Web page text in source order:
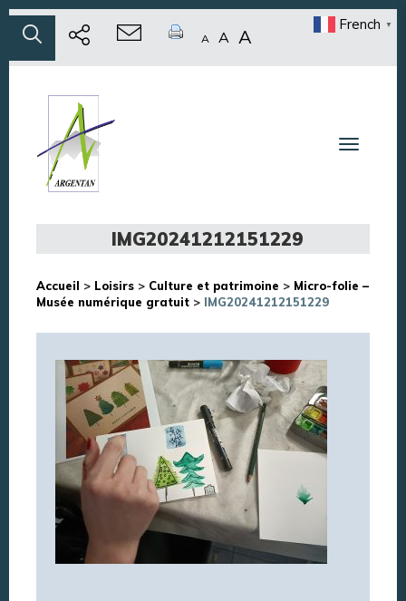
A A A
French ▼
Toggle
IMG20241212151229
Accueil > Loisirs > Culture et patrimoine > Micro-folie –
Musée numérique gratuit > IMG20241212151229